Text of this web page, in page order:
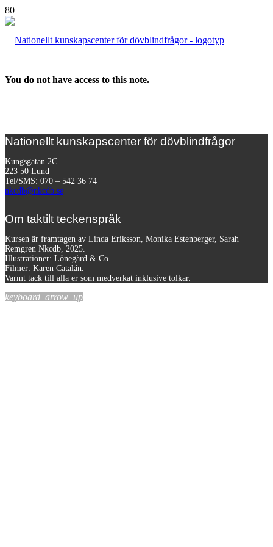
You do not have access to this note.
Nationellt kunskapscenter för dövblindfrågor
Kungsgatan 2C
223 50 Lund
Tel/SMS: 070 – 542 36 74
nkcdb@nkcdb.se
Om taktilt teckenspråk
Kursen är framtagen av Linda Eriksson, Monika Estenberger, Sarah
Remgren Nkcdb, 2025.
Illustrationer: Lönegård & Co.
Filmer: Karen Catalán.
Varmt tack till alla er som medverkat inklusive tolkar.
keyboard_arrow_up